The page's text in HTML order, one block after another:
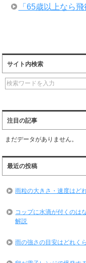
「65歳以上なら
サイト内検索
注目の記事
まだデータがありません。
最近の投稿
雨粒の大きさ・速度はど
コップに水滴が付くのは
解説
雨の強さの目安はどれく